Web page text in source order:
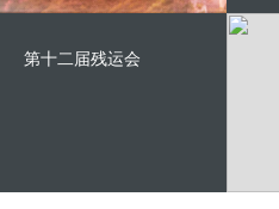
第十二届残运会